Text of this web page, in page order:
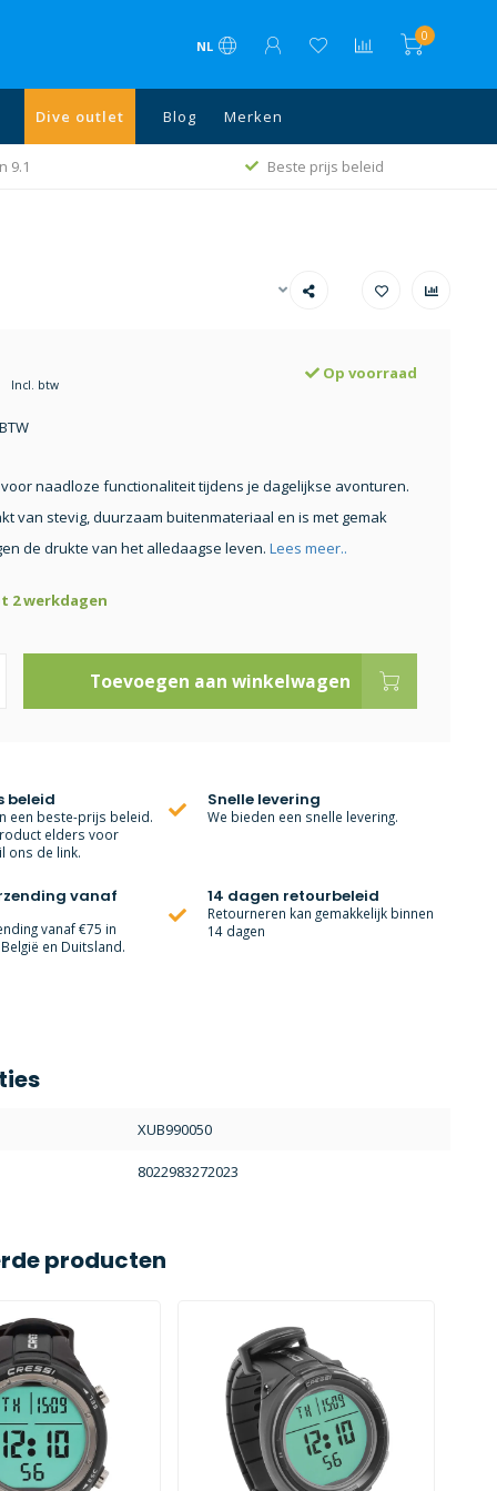
NL
0
Dive outlet Blog Merken
Gratis verzending va. € 75 in NL, België en
Duitsland
Incl. btw
Op voorraad
naadloze functionaliteit tijdens je dagelijkse avonturen.
van stevig, duurzaam buitenmateriaal en is met gemak
de drukte van het alledaagse leven. Lees meer..
2 werkdagen
Toevoegen aan winkelwagen
beleid
een beste-prijs beleid.
elders voor
ons de link.
Snelle levering
We bieden een snelle levering.
vanaf
vanaf €75 in
en Duitsland.
14 dagen retourbeleid
Retourneren kan gemakkelijk binnen
14 dagen
XUB990050
8022983272023
producten